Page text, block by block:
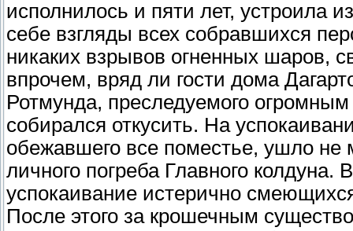
исполнилось и пяти лет, устроила
себе взгляды всех собравшихся
никаких взрывов огненных шаров,
впрочем, вряд ли гости дома
Ротмунда, преследуемого
собирался откусить. На
обежавшего все поместье, ушло не
личного погреба Главного
успокаивание истерично
После этого за крошечным